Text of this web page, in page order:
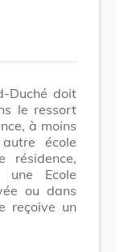
Duché doit
le ressort
à moins
école
résidence,
Ecole
ou dans
reçoive un